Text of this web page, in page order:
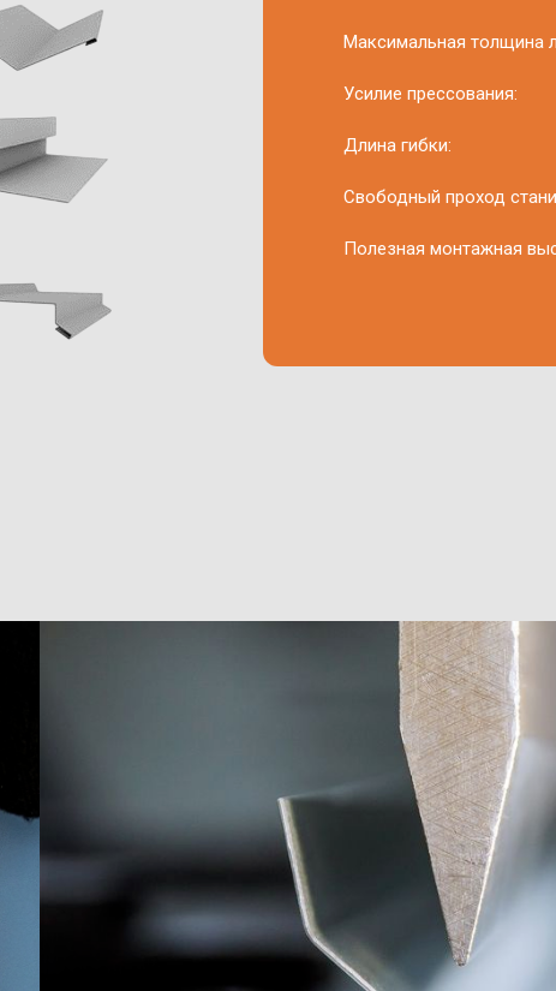
Максимальная толщина
Усилие прессования:
Длина гибки:
Свободный проход
Полезная монтажная